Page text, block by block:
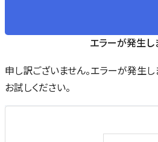
エラーが発生し
申し訳ございません。エラーが発生
お試しください。